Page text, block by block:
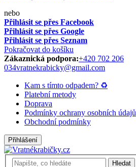
nebo
Přihlásit se přes Facebook
Přihlásit se přes Google
Přihlásit se přes Seznam
Pokračovat do košíku
Zákaznická podpora:+420 702 206
034vratnekrabicky@gmail.com
Kam s tímto odpadem? ♻
Platební metody
Doprava
Podmínky ochrany osobních údajů
Obchodní podmínky
Přihlášení
Hledat